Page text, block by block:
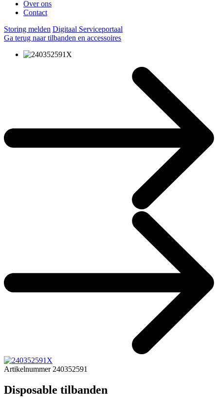
Over ons
Contact
Storing melden Digitaal Serviceportaal
Ga terug naar tilbanden en accessoires
Artikelnummer 240352591
Disposable tilbanden